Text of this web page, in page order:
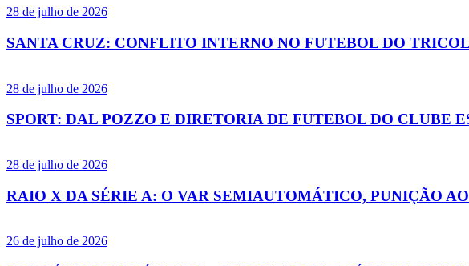
28 de julho de 2026
SANTA CRUZ: CONFLITO INTERNO NO FUTEBOL DO
28 de julho de 2026
SPORT: DAL POZZO E DIRETORIA DE FUTEBOL DO CLUBE
28 de julho de 2026
RAIO X DA SÉRIE A: O VAR SEMIAUTOMÁTICO, PUNIÇÃO
26 de julho de 2026